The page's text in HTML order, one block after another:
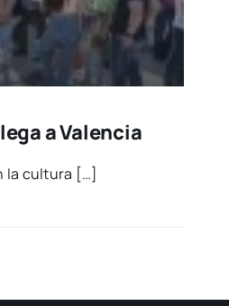
a Valencia
la cul­tu­ra […]